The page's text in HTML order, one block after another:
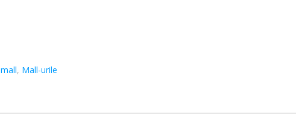
mall, Mall-urile